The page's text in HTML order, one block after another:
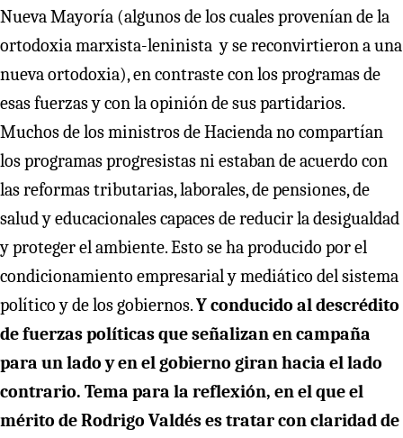
Nueva Mayoría (algunos de los cuales provenían de la
ortodoxia marxista-leninista y se reconvirtieron a una
nueva ortodoxia), en contraste con los programas de
esas fuerzas y con la opinión de sus partidarios.
Muchos de los ministros de Hacienda no compartían
los programas progresistas ni estaban de acuerdo con
las reformas tributarias, laborales, de pensiones, de
salud y educacionales capaces de reducir la desigualdad
y proteger el ambiente. Esto se ha producido por el
condicionamiento empresarial y mediático del sistema
político y de los gobiernos.Y conducido al descrédito
de fuerzas políticas que señalizan en campaña
para un lado y en el gobierno giran hacia el lado
contrario. Tema para la reflexión, en el que el
mérito de Rodrigo Valdés es tratar con claridad de